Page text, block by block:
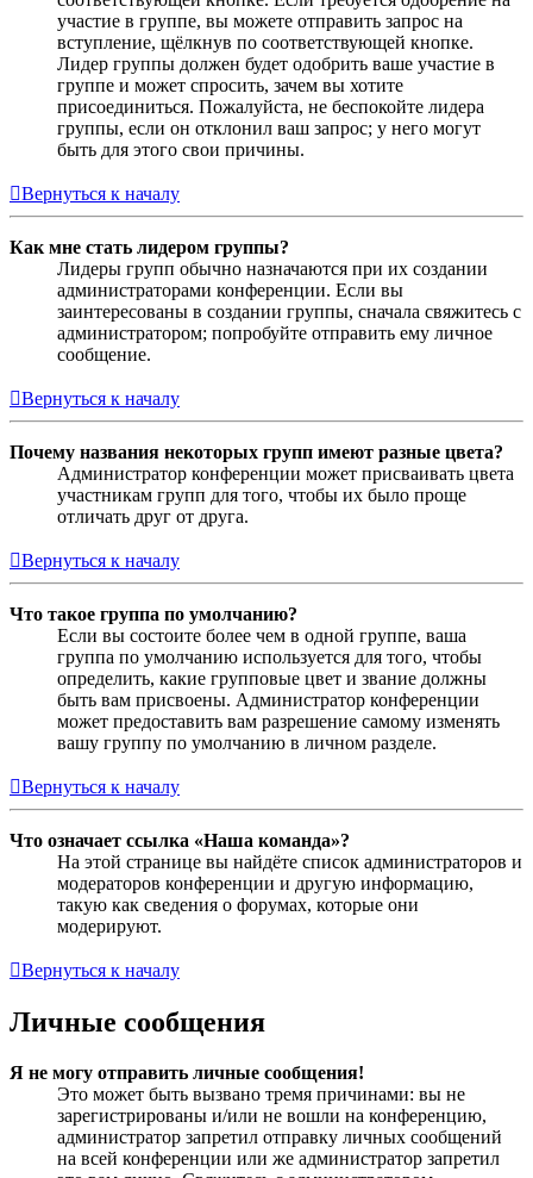
участие в группе, вы можете отправить запрос на
вступление, щёлкнув по соответствующей кнопке.
Лидер группы должен будет одобрить ваше участие в
группе и может спросить, зачем вы хотите
присоединиться. Пожалуйста, не беспокойте лидера
группы, если он отклонил ваш запрос; у него могут
быть для этого свои причины.
Вернуться к началу
Как мне стать лидером группы?
Лидеры групп обычно назначаются при их создании
администраторами конференции. Если вы
заинтересованы в создании группы, сначала свяжитесь с
администратором; попробуйте отправить ему личное
сообщение.
Вернуться к началу
Почему названия некоторых групп имеют разные цвета?
Администратор конференции может присваивать цвета
участникам групп для того, чтобы их было проще
отличать друг от друга.
Вернуться к началу
Что такое группа по умолчанию?
Если вы состоите более чем в одной группе, ваша
группа по умолчанию используется для того, чтобы
определить, какие групповые цвет и звание должны
быть вам присвоены. Администратор конференции
может предоставить вам разрешение самому изменять
вашу группу по умолчанию в личном разделе.
Вернуться к началу
Что означает ссылка «Наша команда»?
На этой странице вы найдёте список администраторов и
модераторов конференции и другую информацию,
такую как сведения о форумах, которые они
модерируют.
Вернуться к началу
Личные сообщения
Я не могу отправить личные сообщения!
Это может быть вызвано тремя причинами: вы не
зарегистрированы и/или не вошли на конференцию,
администратор запретил отправку личных сообщений
на всей конференции или же администратор запретил